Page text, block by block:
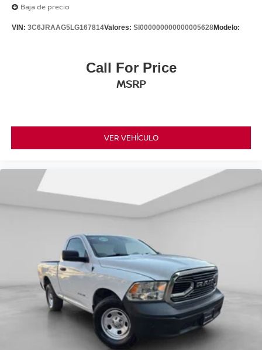
Baja de precio
VIN: 3C6JRAAG5LG167814Valores: SI000000000000005628Modelo:
Call For Price
MSRP
VER VEHÍCULO